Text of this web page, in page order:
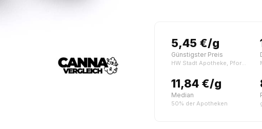
5,45 €/g
Günstigster Preis
HW Stadt Apotheke, Pforzheim
11,84 €/g
Median
50% der Apotheken